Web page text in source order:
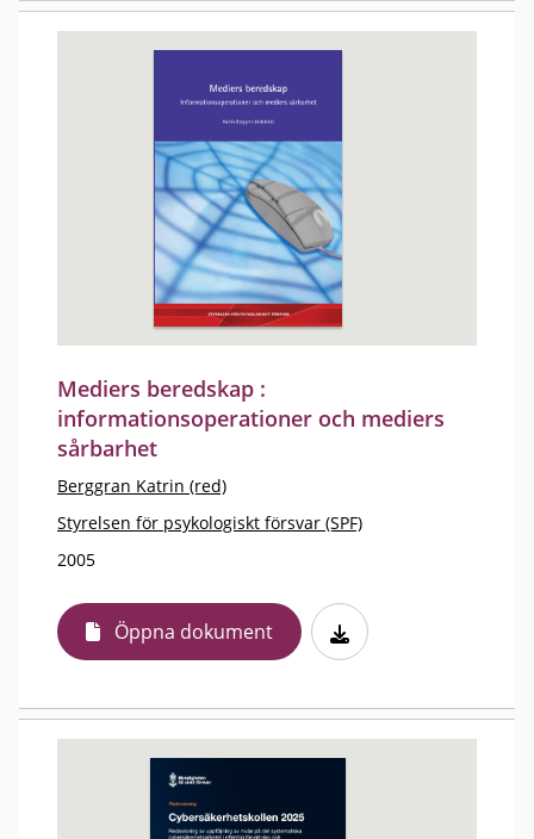
Mediers beredskap :
informationsoperationer och mediers
sårbarhet
Berggran Katrin (red)
Styrelsen för psykologiskt försvar (SPF)
2005
Öppna dokument